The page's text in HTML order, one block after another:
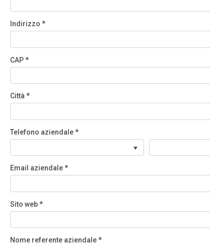
Indirizzo *
CAP*
Città *
Telefono aziendale*
Email aziendale*
Sito web*
Nome referente aziendale*